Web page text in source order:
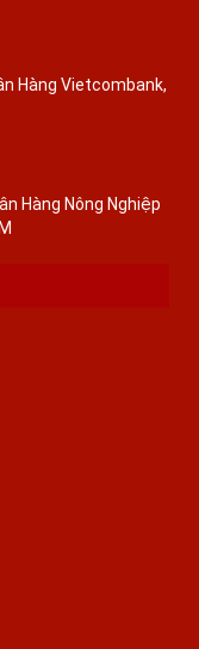
Hàng Vietcombank,
Hàng Nông Nghiệp